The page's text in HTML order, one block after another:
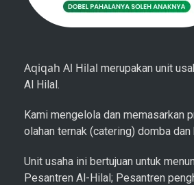
Aqiqah Al Hilal merupakan unit
Al Hilal.
Kami mengelola dan memasarkan
olahan ternak (catering) domba dan
Unit usaha ini bertujuan untuk
Pesantren Al-Hilal; Pesantren